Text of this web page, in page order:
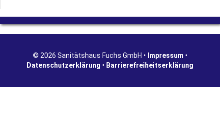
© 2026 Sanitätshaus Fuchs GmbH • Impressum •
Datenschutzerklärung • Barrierefreiheitserklärung